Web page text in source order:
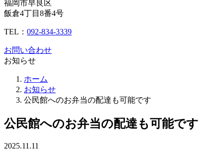
福岡市早良区
飯倉4丁目8番4号
TEL： 092-834-3339
お問い合わせ
お知らせ
ホーム
お知らせ
公民館へのお弁当の配達も可能です
公民館へのお弁当の配達も可能です
2025.11.11